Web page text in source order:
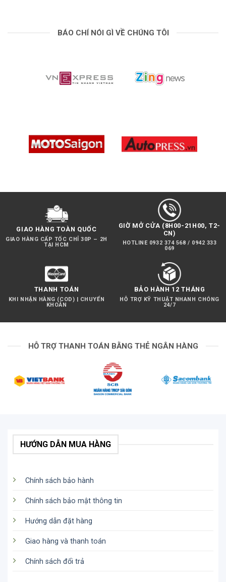
BÁO CHÍ NÓI GÌ VỀ CHÚNG TÔI
GIAO HÀNG TOÀN QUỐC
GIAO HÀNG CẤP TỐC CHỈ 30P – 2H
TẠI HCM
GIỜ MỞ CỬA (8H00-21H00, T2-
CN)
HOTLINE 0932 374 568 / 0942 333
069
THANH TOÁN
KHI NHẬN HÀNG (COD) | CHUYỂN
KHOẢN
BẢO HÀNH 12 THÁNG
HỖ TRỢ KỸ THUẬT NHANH CHÓNG
24/7
HỖ TRỢ THANH TOÁN BẰNG THẺ NGÂN HÀNG
HƯỚNG DẪN MUA HÀNG
Chính sách bảo hành
Chính sách bảo mật thông tin
Hướng dẫn đặt hàng
Giao hàng và thanh toán
Chính sách đổi trả